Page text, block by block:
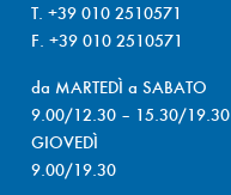
T. +39 010 2510571
F. +39 010 2510571
da MARTEDÌ a SABATO
9.00/12.30 – 15.30/19.30
GIOVEDÌ
9.00/19.30